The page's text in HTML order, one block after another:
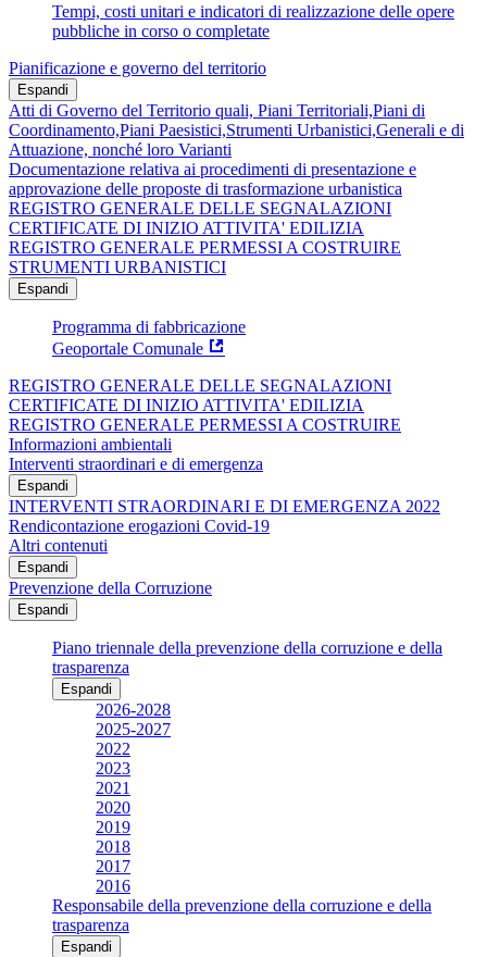
Tempi, costi unitari e indicatori di realizzazione delle opere
pubbliche in corso o completate
Pianificazione e governo del territorio
Espandi
Atti di Governo del Territorio quali, Piani Territoriali,Piani di
Coordinamento,Piani Paesistici,Strumenti Urbanistici,Generali e di
Attuazione, nonché loro Varianti
Documentazione relativa ai procedimenti di presentazione e
approvazione delle proposte di trasformazione urbanistica
REGISTRO GENERALE DELLE SEGNALAZIONI
CERTIFICATE DI INIZIO ATTIVITA' EDILIZIA
REGISTRO GENERALE PERMESSI A COSTRUIRE
STRUMENTI URBANISTICI
Espandi
Programma di fabbricazione
Geoportale Comunale
REGISTRO GENERALE DELLE SEGNALAZIONI
CERTIFICATE DI INIZIO ATTIVITA' EDILIZIA
REGISTRO GENERALE PERMESSI A COSTRUIRE
Informazioni ambientali
Interventi straordinari e di emergenza
Espandi
INTERVENTI STRAORDINARI E DI EMERGENZA 2022
Rendicontazione erogazioni Covid-19
Altri contenuti
Espandi
Prevenzione della Corruzione
Espandi
Piano triennale della prevenzione della corruzione e della
trasparenza
Espandi
2026-2028
2025-2027
2022
2023
2021
2020
2019
2018
2017
2016
Responsabile della prevenzione della corruzione e della
trasparenza
Espandi